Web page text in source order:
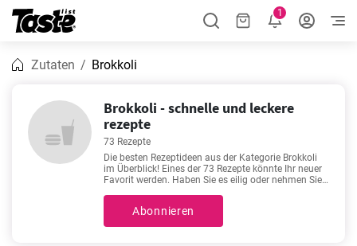
1
Zutaten Brokkoli
Brokkoli - schnelle und leckere
rezepte
73 Rezepte
Die besten Rezeptideen aus der Kategorie Brokkoli
im Überblick! Eines der 73 Rezepte könnte Ihr neuer
Favorit werden. Haben Sie es eilig oder nehmen Sie
Rezepte beträgt 10 - 120 Minuten. Sie finden zu
jedem Rezept genaue Angaben bezüglich der
Abonnieren